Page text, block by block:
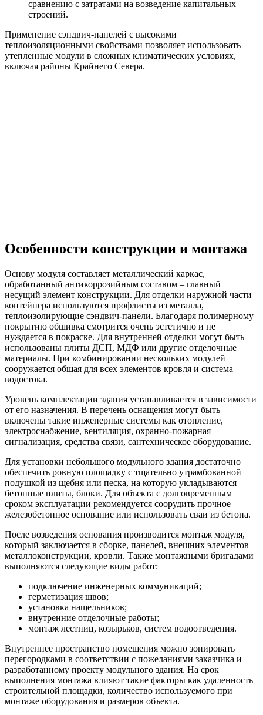
сравнению с затратами на возведение капитальных
строений.
Применение сэндвич-панелей с высокими
теплоизоляционными свойствами позволяет использовать
утепленные модули в сложных климатических условиях,
включая районы Крайнего Севера.
Особенности конструкции и монтажа
Основу модуля составляет металлический каркас,
обработанный антикоррозийным составом – главный
несущий элемент конструкции. Для отделки наружной части
контейнера используются профлисты из металла,
теплоизолирующие сэндвич-панели. Благодаря полимерному
покрытию обшивка смотрится очень эстетично и не
нуждается в покраске. Для внутренней отделки могут быть
использованы плиты ДСП, МДФ или другие отделочные
материалы. При комбинировании нескольких модулей
сооружается общая для всех элементов кровля и система
водостока.
Уровень комплектации здания устанавливается в зависимости
от его назначения. В перечень оснащения могут быть
включены такие инженерные системы как отопление,
электроснабжение, вентиляция, охранно-пожарная
сигнализация, средства связи, сантехническое оборудование.
Для установки небольшого модульного здания достаточно
обеспечить ровную площадку с тщательно утрамбованной
подушкой из щебня или песка, на которую укладываются
бетонные плиты, блоки. Для объекта с долговременным
сроком эксплуатации рекомендуется соорудить прочное
железобетонное основание или использовать сваи из бетона.
После возведения основания производится монтаж модуля,
который заключается в сборке, панелей, внешних элементов
металлоконструкции, кровли. Также монтажными бригадами
выполняются следующие виды работ:
подключение инженерных коммуникаций;
герметизация швов;
установка нащельников;
внутренние отделочные работы;
монтаж лестниц, козырьков, систем водоотведения.
Внутреннее пространство помещения можно зонировать
перегородками в соответствии с пожеланиями заказчика и
разработанному проекту модульного здания. На срок
выполнения монтажа влияют такие факторы как удаленность
строительной площадки, количество используемого при
монтаже оборудования и размеров объекта.